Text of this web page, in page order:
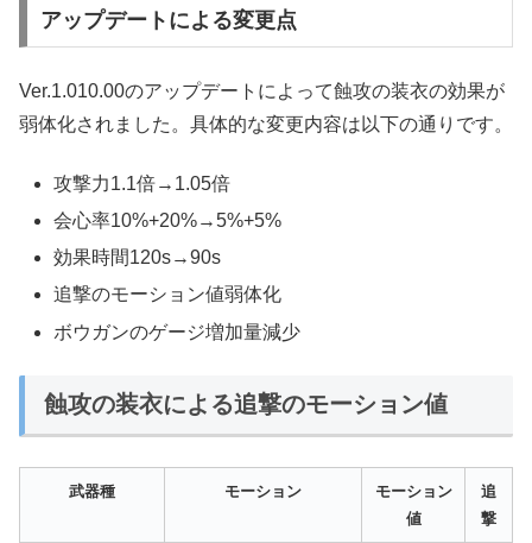
アップデートによる変更点
Ver.1.010.00のアップデートによって蝕攻の装衣の効果が
弱体化されました。具体的な変更内容は以下の通りです。
攻撃力1.1倍→1.05倍
会心率10%+20%→5%+5%
効果時間120s→90s
追撃のモーション値弱体化
ボウガンのゲージ増加量減少
蝕攻の装衣による追撃のモーション値
武器種 モーション
モーション
値
追
撃